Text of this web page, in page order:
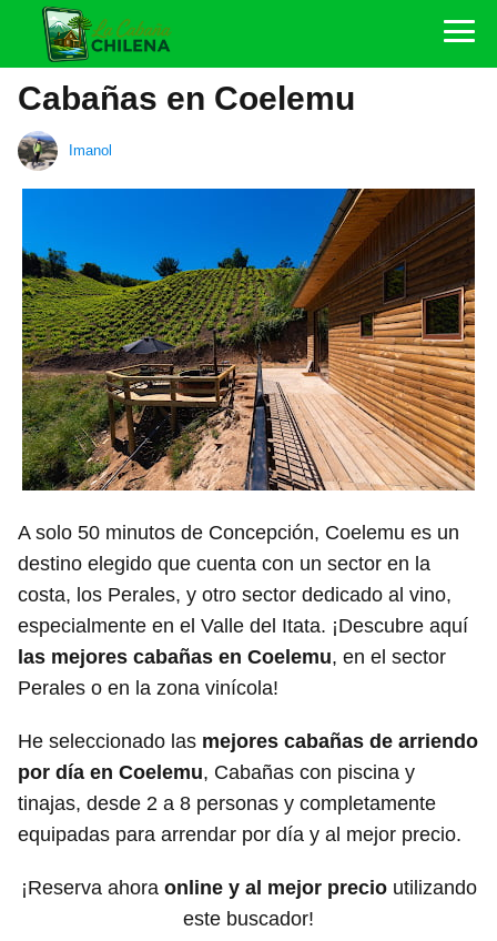
Cabañas en Coelemu
Imanol
A solo 50 minutos de Concepción, Coelemu es un
destino elegido que cuenta con un sector en la
costa, los Perales, y otro sector dedicado al vino,
especialmente en el Valle del Itata. ¡Descubre aquí
las mejores cabañas en Coelemu, en el sector
Perales o en la zona vinícola!
He seleccionado las mejores cabañas de arriendo
por día en Coelemu, Cabañas con piscina y
tinajas, desde 2 a 8 personas y completamente
equipadas para arrendar por día y al mejor precio.
¡Reserva ahora online y al mejor precioutilizando
este buscador!